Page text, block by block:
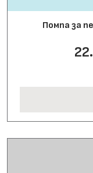
Помпа за